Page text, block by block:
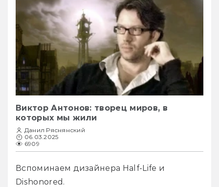
Виктор Антонов: творец миров, в
которых мы жили
Данил Ряснянский
06.03.2025
6909
Вспоминаем дизайнера Half-Life и
Dishonored.